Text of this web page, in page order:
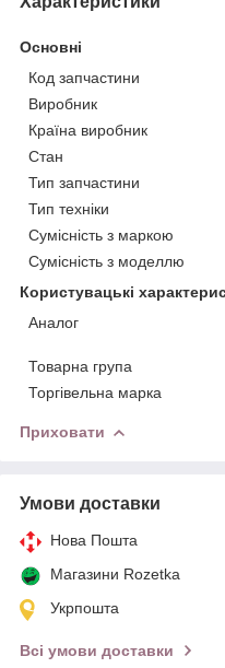
Основні
Код запчастини
Виробник
Країна виробник
Стан
Тип запчастини
Тип техніки
Сумісність з маркою
Сумісність з моделлю
Користувацькi
Аналог
Товарна група
Торгівельна марка
Приховати
Умови доставки
Нова Пошта
Магазини Rozetka
Укрпошта
Всі умови доставки